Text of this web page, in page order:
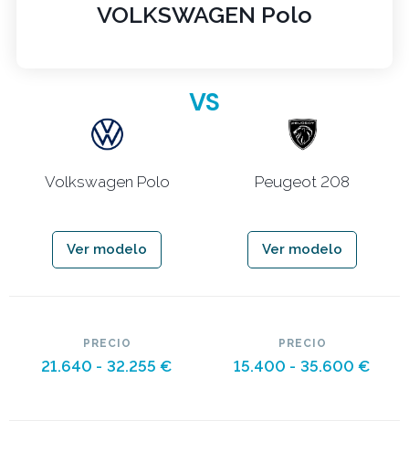
VOLKSWAGEN Polo
VS
Volkswagen Polo
Ver modelo
PRECIO
21.640 - 32.255 €
Peugeot 208
Ver modelo
PRECIO
15.400 - 35.600 €